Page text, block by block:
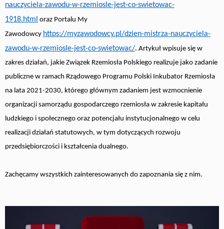
nauczyciela-zawodu-w-rzemiosle-jest-co-swietowac-
1918.html oraz Portalu My
Zawodowcy https://myzawodowcy.pl/dzien-mistrza-nauczyciela-
zawodu-w-rzemiosle-jest-co-swietowac/. Artykuł wpisuje się w
zakres działań, jakie Związek Rzemiosła Polskiego realizuje jako zadanie
publiczne w ramach Rządowego Programu Polski Inkubator Rzemiosła
na lata 2021-2030, którego głównym zadaniem jest wzmocnienie
organizacji samorządu gospodarczego rzemiosła w zakresie kapitału
ludzkiego i społecznego oraz potencjału instytucjonalnego w celu
realizacji działań statutowych, w tym dotyczących rozwoju
przedsiębiorczości i kształcenia dualnego.
Zachęcamy wszystkich zainteresowanych do zapoznania się z nim.